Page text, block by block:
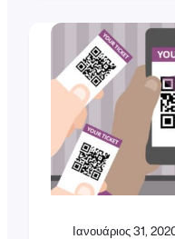
σε διαδικτυακά
μεταγενέστερο
παρακάτω,
διαβάσετε αυτή
σχετικά με τη
FooEvents
αυτόματα τους
Ιανουάριος 31,